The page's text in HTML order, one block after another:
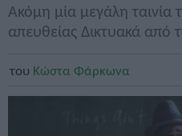
SPECIALS
Ακόμη μία μεγάλη
απευθείας Δικτυακά από
του Κώστα Φάρκωνα